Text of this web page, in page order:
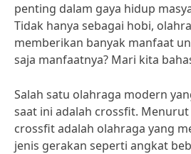
penting dalam gaya hidup
Tidak hanya sebagai hobi,
memberikan banyak manfaat
saja manfaatnya? Mari kita
Salah satu olahraga modern
saat ini adalah crossfit.
crossfit adalah olahraga yang
jenis gerakan seperti angkat